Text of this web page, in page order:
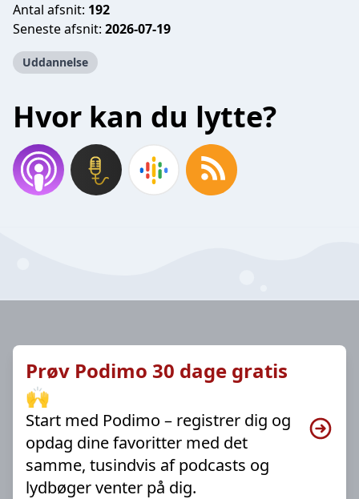
Antal afsnit: 192
Seneste afsnit: 2026-07-19
Uddannelse
Hvor kan du lytte?
Prøv Podimo 30 dage gratis
🙌
Start med Podimo – registrer dig og
opdag dine favoritter med det
samme, tusindvis af podcasts og
lydbøger venter på dig.